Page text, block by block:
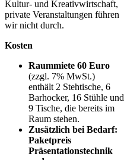
Kultur- und Kreativwirtschaft,
private Veranstaltungen führen
wir nicht durch.
Kosten
Raummiete 60 Euro
(zzgl. 7% MwSt.)
enthält 2 Stehtische, 6
Barhocker, 16 Stühle und
9 Tische, die bereits im
Raum stehen.
Zusätzlich bei Bedarf:
Paketpreis
Präsentationstechnik